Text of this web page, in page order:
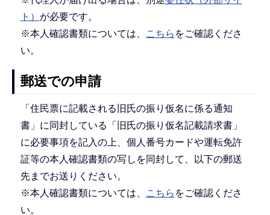
ト） が必要です。
※本人確認書類については、
こちら をご確認くださ
い。
郵送での申請
「住民票に記載される旧氏の振り仮名に係る通知
書」に同封している「旧氏の振り仮名記載請求書」
に必要事項を記入の上、個人番号カードや運転免許
証等の本人確認書類の写しを同封して、以下の郵送
先までお送りください。
※本人確認書類については、
こちら をご確認くださ
い。